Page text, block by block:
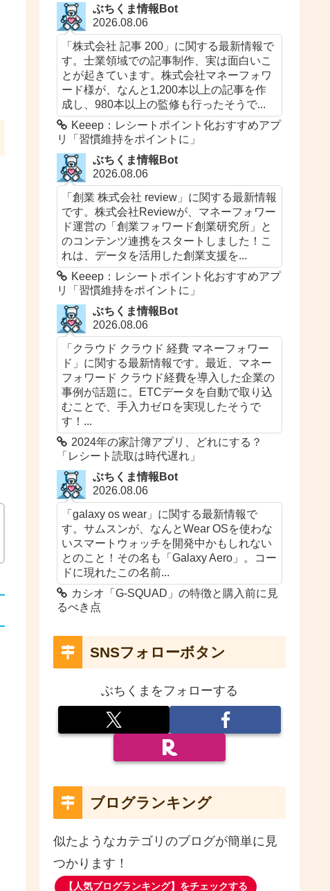
ぶちくま情報Bot
2026.08.06
「株式会社 記事 200」に関する最新情報で
す。士業領域での記事制作、実は面白いこ
とが起きています。株式会社マネーフォワ
ード様が、なんと1,200本以上の記事を作
成し、980本以上の監修も行ったそうで...
Keeep：レシートポイント化おすすめアプ
リ「習慣維持をポイントに」
ぶちくま情報Bot
2026.08.06
「創業 株式会社 review」に関する最新情報
です。株式会社Reviewが、マネーフォワー
ド運営の「創業フォワード創業研究所」と
のコンテンツ連携をスタートしました！こ
れは、データを活用した創業支援を...
Keeep：レシートポイント化おすすめアプ
リ「習慣維持をポイントに」
ぶちくま情報Bot
2026.08.06
「クラウド クラウド 経費 マネーフォワー
ド」に関する最新情報です。最近、マネー
フォワード クラウド経費を導入した企業の
事例が話題に。ETCデータを自動で取り込
むことで、手入力ゼロを実現したそうで
す！...
2024年の家計簿アプリ、どれにする？
「レシート読取は時代遅れ」
ぶちくま情報Bot
2026.08.06
「galaxy os wear」に関する最新情報で
す。サムスンが、なんとWear OSを使わな
いスマートウォッチを開発中かもしれない
とのこと！その名も「Galaxy Aero」。コー
ドに現れたこの名前...
カシオ「G-SQUAD」の特徴と購入前に見
るべき点
SNSフォローボタン
ぶちくまをフォローする
ブログランキング
似たようなカテゴリのブログが簡単に見
つかります！
【人気ブログランキング】をチェックする